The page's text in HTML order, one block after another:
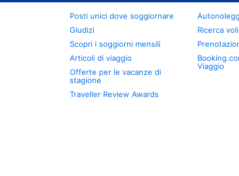
Posti unici dove soggiornare
Giudizi
Scopri i soggiorni mensili
Articoli di viaggio
Offerte per le vacanze di
stagione
Traveller Review Awards
Ricerca voli
Viaggio